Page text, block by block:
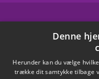
Denne
Herunder kan du vælge
trække dit samtykke tilbage